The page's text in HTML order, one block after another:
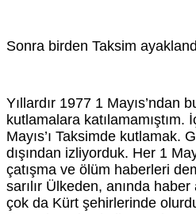
Sonra birden Taksim
Yıllardır 1977 1 Mayıs’ndan
kutlamalara katılamamıştım.
Mayıs’ı Taksimde kutlamak.
dışından izliyorduk. Her 1
çatışma ve ölüm haberleri
sarılır Ülkeden, anında haber
çok da Kürt şehirlerinde